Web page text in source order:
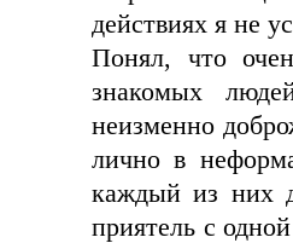
действиях я не
Понял, что
знакомых
неизменно
лично в
каждый из них
приятель с